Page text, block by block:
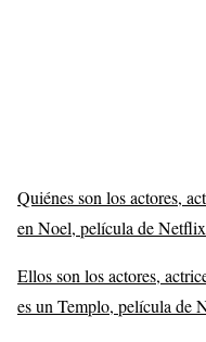
Quiénes son los actores,
en Noel, película de Netflix
Ellos son los actores,
es un Templo, película de